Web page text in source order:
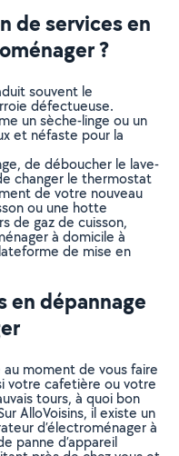
de services en
?
souvent le
défectueuse.
un sèche-linge ou un
et néfaste pour la
de déboucher le lave-
changer le thermostat
de votre nouveau
ou une hotte
de gaz de cuisson,
à domicile à
de mise en
en dépannage
moment de vous faire
votre cafetière ou votre
tours, à quoi bon
AlloVoisins, il existe un
d’électroménager à
panne d’appareil